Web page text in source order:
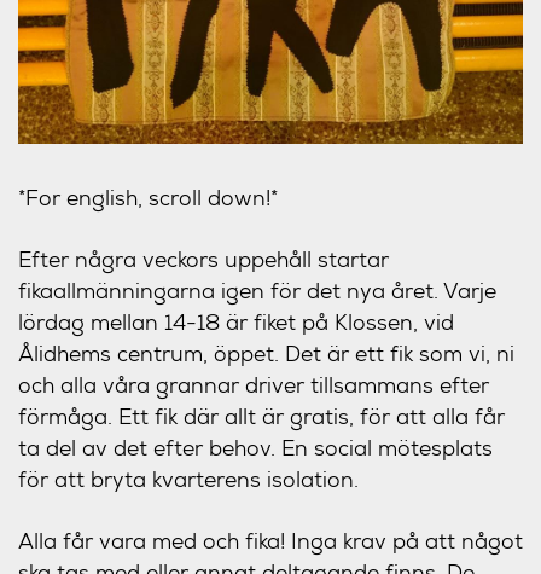
*For english, scroll down!*
Efter några veckors uppehåll startar
fikaallmänningarna igen för det nya året. Varje
lördag mellan 14-18 är fiket på Klossen, vid
Ålidhems centrum, öppet. Det är ett fik som vi, ni
och alla våra grannar driver tillsammans efter
förmåga. Ett fik där allt är gratis, för att alla får
ta del av det efter behov. En social mötesplats
för att bryta kvarterens isolation.
Alla får vara med och fika! Inga krav på att något